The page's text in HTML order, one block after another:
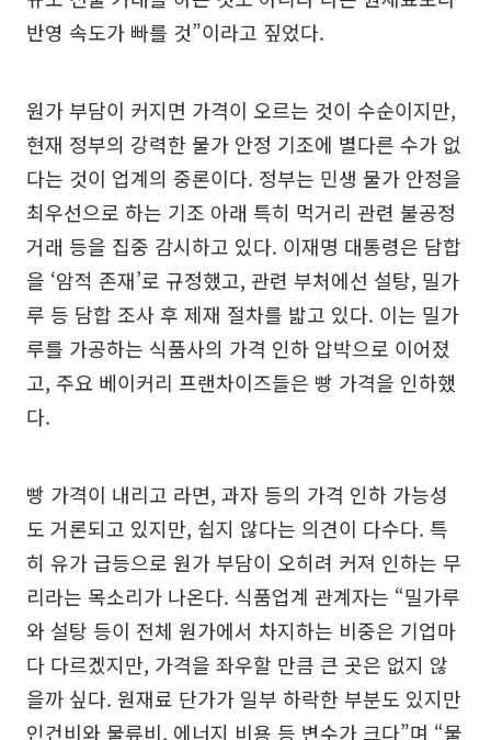
반영 속도가 빠를 것”이라고 짚었다.
원가 부담이 커지면 가격이 오르는 것이 수순이지만,
현재 정부의 강력한 물가 안정 기조에 별다른 수가 없
다는 것이 업계의 중론이다. 정부는 민생 물가 안정을
최우선으로 하는 기조 아래 특히 먹거리 관련 불공정
거래 등을 집중 감시하고 있다. 이재명 대통령은 담합
을 ‘암적 존재’로 규정했고, 관련 부처에선 설탕, 밀가
루 등 담합 조사 후 제재 절차를 밟고 있다. 이는 밀가
루를 가공하는 식품사의 가격 인하 압박으로 이어졌
고, 주요 베이커리 프랜차이즈들은 빵 가격을 인하했
다.
빵 가격이 내리고 라면, 과자 등의 가격 인하 가능성
도 거론되고 있지만, 쉽지 않다는 의견이 다수다. 특
히 유가 급등으로 원가 부담이 오히려 커져 인하는 무
리라는 목소리가 나온다. 식품업계 관계자는 “밀가루
와 설탕 등이 전체 원가에서 차지하는 비중은 기업마
다 다르겠지만, 가격을 좌우할 만큼 큰 곳은 없지 않
을까 싶다. 원재료 단가가 일부 하락한 부분도 있지만
인건비와 물류비, 에너지 비용 등 변수가 크다”며 “물